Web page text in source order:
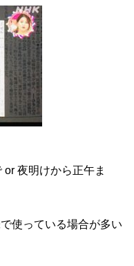
or 夜明けから正午ま
使っている場合が多い